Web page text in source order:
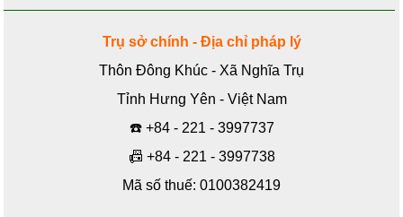
Trụ sở chính - Địa chỉ pháp lý
Thôn Đông Khúc - Xã Nghĩa Trụ
Tỉnh Hưng Yên - Việt Nam
☎️ +84 - 221 - 3997737
📠 +84 - 221 - 3997738
Mã số thuế: 0100382419